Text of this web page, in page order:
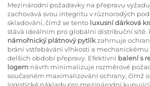
Mezinárodní požadavky na přepravu
zachovává svou integritu v různorodých
skladování, čímž se tento luxusní dárková
stává ideálním pro globální distribuční sítě.
námořnický plátnový pytlíkzahrnuje
brání vstřebávání vlhkosti a
delších období přepravy. Efektivní balení s
logem návrh minimalizuje rozměrové
současném maximalizování ochrany, čímž